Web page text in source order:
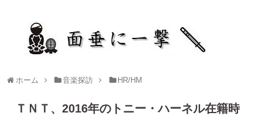
ホーム 音楽探訪 HR/HM
ＴＮＴ、2016年のトニー・ハーネル在籍時